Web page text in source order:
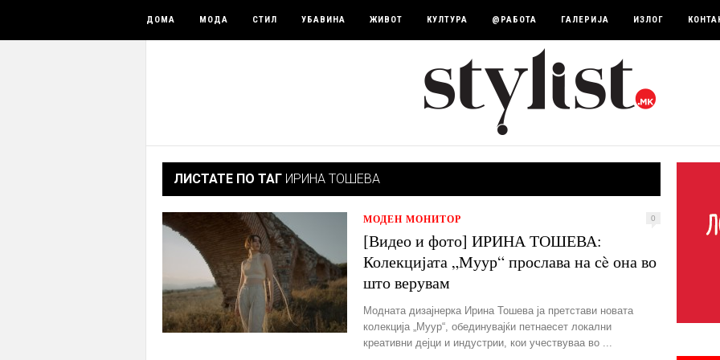
ДОМА МОДА СТИЛ УБАВИНА ЖИВОТ КУЛТУРА @РАБОТА ГАЛЕРИЈА ИЗЛОГ
ЛИСТАТЕ ПО ТАГ ИРИНА ТОШЕВА
МОДЕН МОНИТОР 0
[Видео и фото] ИРИНА ТОШЕВА:
Колекцијата „Муур“ прослава на сè она во
што верувам
Модната дизајнерка Ирина Тошева ја претстави новата
колекција „Муур“, обединувајќи петнаесет локални
креативни дејци и индустрии, кои учествуваа во ...